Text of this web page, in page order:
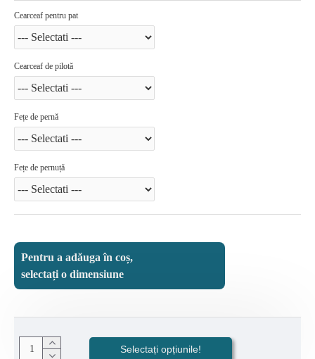
Cearceaf pentru pat
Cearceaf de pilotă
Fețe de pernă
Fețe de pernuță
Pentru a adăuga în coș,
selectați o dimensiune
Selectați opțiunile!